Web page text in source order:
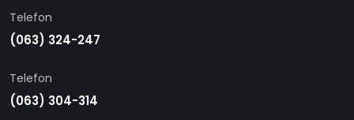
Telefon
(063) 324-247
Telefon
(063) 304-314